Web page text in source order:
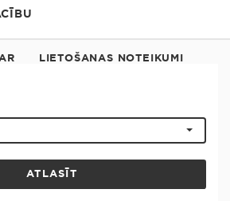
LIETOŠANAS NOTEIKUMI
ATLASĪT